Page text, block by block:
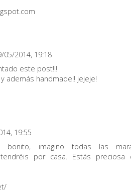
05/2014, 19:18
este post!!!
además handmade!! jejeje!
19:55
bonito, imagino todas las
por casa. Estás preciosa